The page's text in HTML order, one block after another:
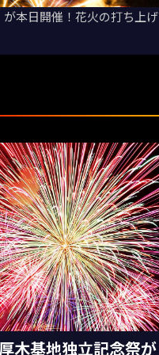
本日開催！花火の打ち上げ
木基地独立記念祭が